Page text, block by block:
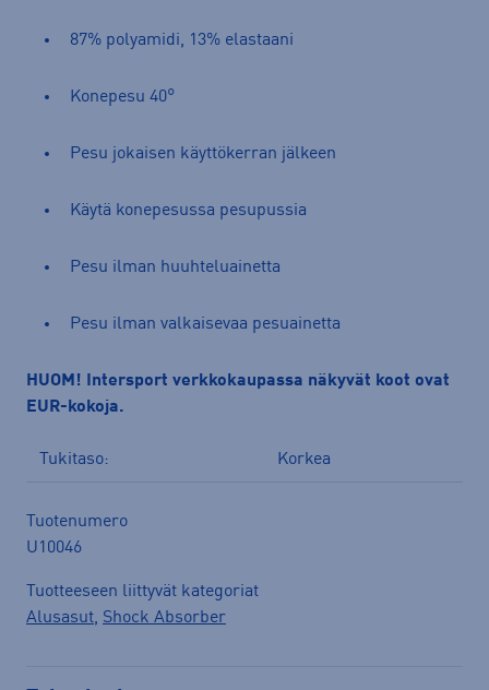
87% polyamidi, 13% elastaani
Konepesu 40°
Pesu jokaisen käyttökerran jälkeen
Käytä konepesussa pesupussia
Pesu ilman huuhteluainetta
Pesu ilman valkaisevaa pesuainetta
HUOM! Intersport verkkokaupassa näkyvät koot ovat
EUR-kokoja.
Tukitaso: Korkea
Tuotenumero
U10046
Tuotteeseen liittyvät kategoriat
Alusasut, Shock Absorber